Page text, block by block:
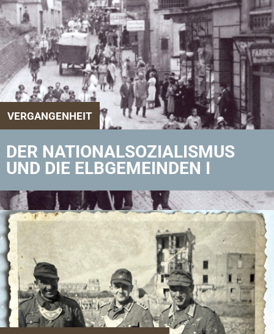
VERGANGENHEIT
DER NATIONALSOZIALISMUS
UND DIE ELBGEMEINDEN I